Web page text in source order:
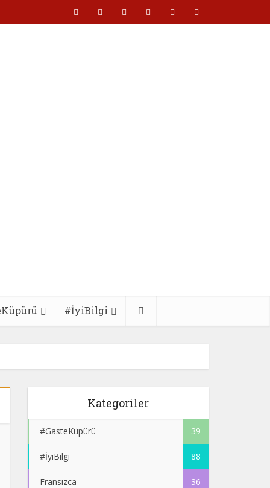
#İyiBilgi
Kategoriler
#GasteKüpürü 39
#İyiBilgi 88
Fransızca 36